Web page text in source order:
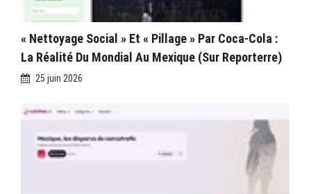
« Nettoyage Social » Et « Pillage » Par Coca-Cola :
La Réalité Du Mondial Au Mexique (sur Reporterre)
25 juin 2026